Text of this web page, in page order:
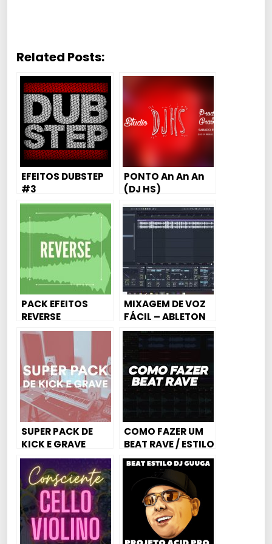
i
o
Related Posts:
EFEITOS DUBSTEP
#3
PONTO An An An
(DJ HS)
PACK EFEITOS
REVERSE
MIXAGEM DE VOZ
FÁCIL – ABLETON
LIVE – DJ THEO
SUPER PACK DE
KICK E GRAVE
PARA FUNK
MANDELÃO, FUNK
RAVE, MAGRÃO E
AGRESSIVO
COMO FAZER UM
BEAT RAVE / ESTILO
DJ GBR (ACID PRO
7) DJ Iago Willian